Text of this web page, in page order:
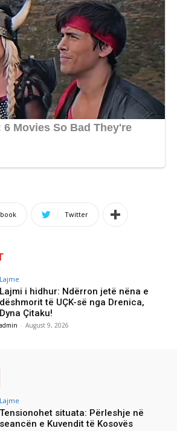
Twitter
Lajme
Lajmi i hidhur: Ndërron jetë nëna e
dëshmorit të UÇK-së nga Drenica,
Dyna Çitaku!
admin - August 9, 2026
Lajme
Tensionohet situata: Përleshje në
seancën e Kuvendit të Kosovës